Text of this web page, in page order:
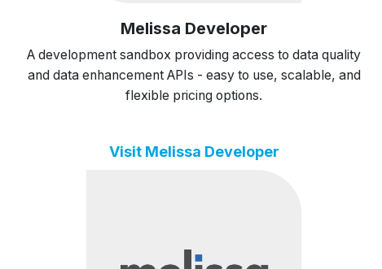
Melissa Developer
A development sandbox providing access to data quality
and data enhancement APIs - easy to use, scalable, and
flexible pricing options.
Visit Melissa Developer